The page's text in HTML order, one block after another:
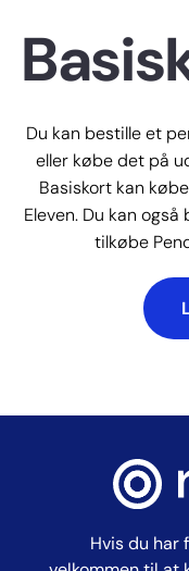
Du kan bestille et
eller købe det på
Basiskort kan
Eleven. Du kan
tilkøbe
Hvis du har